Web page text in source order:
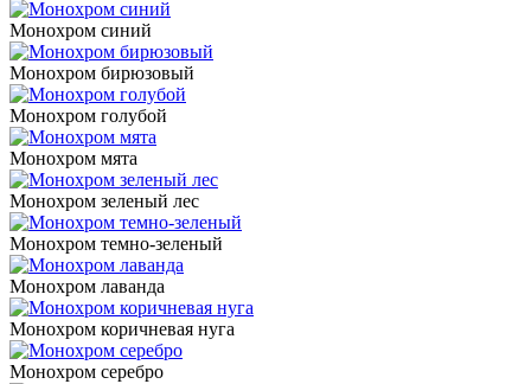
Монохром синий
Монохром бирюзовый
Монохром голубой
Монохром мята
Монохром зеленый лес
Монохром темно-зеленый
Монохром лаванда
Монохром коричневая нуга
Монохром серебро